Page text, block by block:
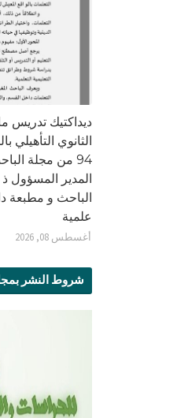
ديداكتيك تدريس
الثانوي التأهيلي
94 من مجلة
المدير المسؤول
علمية
أغسطس 08, 2026
شروط النشر